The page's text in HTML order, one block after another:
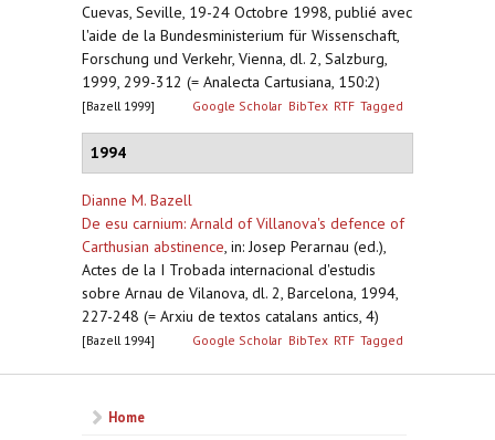
Cuevas, Seville, 19-24 Octobre 1998, publié avec
l'aide de la Bundesministerium für Wissenschaft,
Forschung und Verkehr, Vienna, dl. 2, Salzburg,
1999, 299-312 (= Analecta Cartusiana, 150:2)
[Bazell 1999] Google Scholar BibTex RTF Tagged
1994
Dianne M. Bazell
De esu carnium: Arnald of Villanova's defence of
Carthusian abstinence, in: Josep Perarnau (ed.),
Actes de la I Trobada internacional d'estudis
sobre Arnau de Vilanova, dl. 2, Barcelona, 1994,
227-248 (= Arxiu de textos catalans antics, 4)
[Bazell 1994] Google Scholar BibTex RTF Tagged
Home